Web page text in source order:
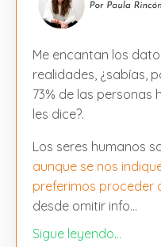
Me encantan los
realidades, ¿sabías,
73% de las personas
les dice?.
Los seres humanos
aunque se nos
preferimos proceder
desde omitir info...
Sigue leyendo...